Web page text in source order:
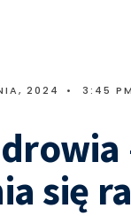
2024 • 3:45 PM
się